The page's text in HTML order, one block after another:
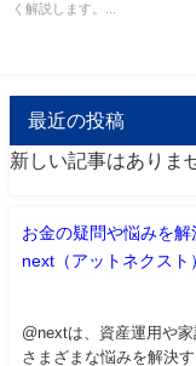
く解説します。...
最近の投稿
新しい記事はありま
お金の疑問や悩みを
next（アットネクスト
@nextは、資産運用や
さまざまな悩みを解決